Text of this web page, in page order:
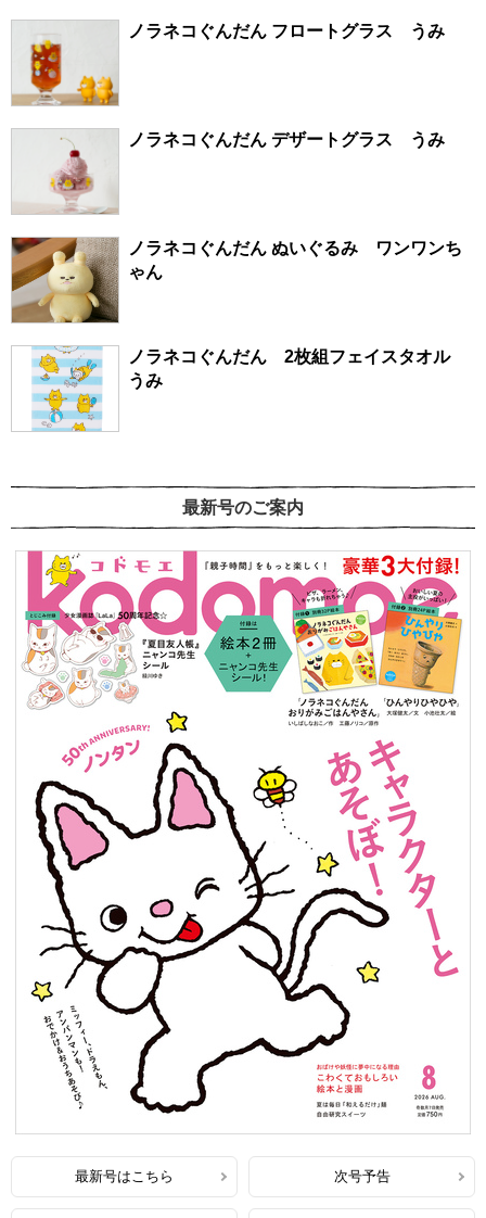
ノラネコぐんだん フロートグラス うみ
ノラネコぐんだん デザートグラス うみ
ノラネコぐんだん ぬいぐるみ ワンワンち
ゃん
ノラネコぐんだん 2枚組フェイスタオル
うみ
最新号のご案内
最新号はこちら 次号予告